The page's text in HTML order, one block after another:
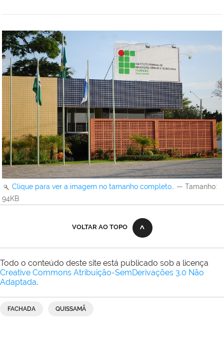
Clique para ver a imagem no tamanho completo… — Tamanho:
94KB
VOLTAR AO TOPO
Todo o conteúdo deste site está publicado sob a licença
Creative Commons Atribuição-SemDerivações 3.0 Não
Adaptada.
FACHADA QUISSAMÃ